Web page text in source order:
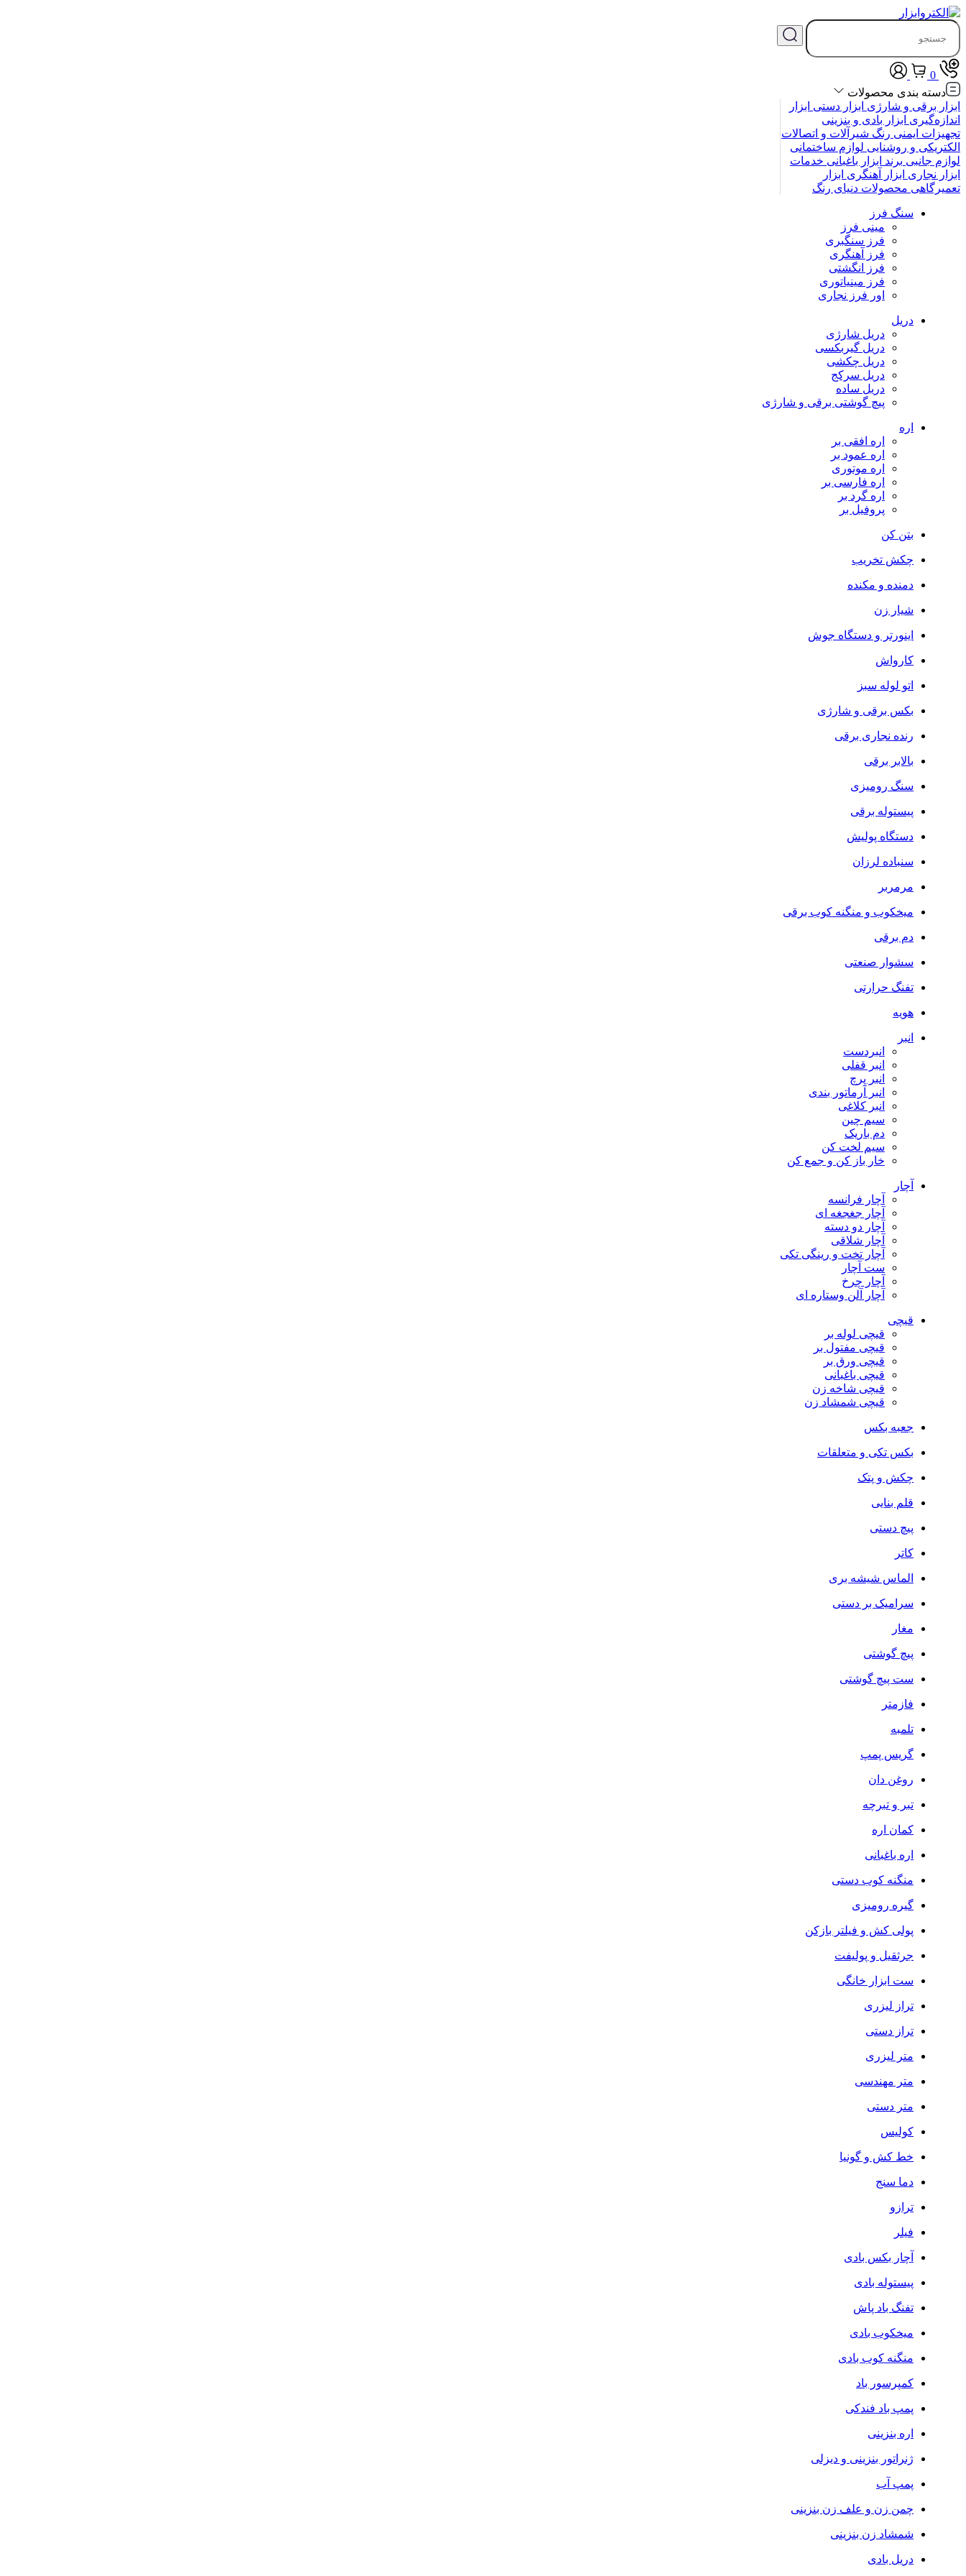
0
دسته بندی محصولات
ابزار برقی و شارژی ابزار دستی ابزار
اندازه‌گیری ابزار بادی و بنزینی
تجهیزات ایمنی رنگ شیرآلات و اتصالات
الکتریکی و روشنایی لوازم ساختمانی
لوازم جانبی برند ابزار باغبانی خدمات
ابزار نجاری ابزار آهنگری ابزار
تعمیرگاهی محصولات دنیای رنگ
سنگ فرز
مینی فرز
فرز سنگبری
فرز آهنگری
فرز انگشتی
فرز مینیاتوری
اور فرز نجاری
دریل
دریل شارژی
دریل گیربکسی
دریل چکشی
دریل سرکج
دریل ساده
پیچ گوشتی برقی و شارژی
اره
اره افقی بر
اره عمود بر
اره موتوری
اره فارسی بر
اره گرد بر
پروفیل بر
بتن کن
چکش تخریب
دمنده و مکنده
شیار زن
اینورتر و دستگاه جوش
کارواش
اتو لوله سبز
بکس برقی و شارژی
رنده نجاری برقی
بالابر برقی
سنگ رومیزی
پیستوله برقی
دستگاه پولیش
سنباده لرزان
مرمربر
میخکوب و منگنه کوب برقی
دم برقی
سشوار صنعتی
تفنگ حرارتی
هویه
انبر
انبردست
انبر قفلی
انبر پرچ
انبر آرماتور بندی
انبر کلاغی
سیم چین
دم باریک
سیم لخت کن
خار باز کن و جمع کن
آچار
آچار فرانسه
آچار جغجغه ای
آچار دو دسته
آچار شلاقی
آچار تخت و رینگی تکی
ست آچار
آچار چرخ
آچار آلن وستاره ای
قیچی
قیچی لوله بر
قیچی مفتول بر
قیچی ورق بر
قیچی باغبانی
قیچی شاخه زن
قیچی شمشاد زن
جعبه بکس
بکس تکی و متعلقات
چکش و پتک
قلم بنایی
پیچ دستی
کاتر
الماس شیشه بری
سرامیک بر دستی
مغار
پیچ گوشتی
ست پیچ گوشتی
فازمتر
تلمبه
گریس پمپ
روغن دان
تبر و تبرچه
کمان اره
اره باغبانی
منگنه کوب دستی
گیره رومیزی
پولی کش و فیلتر بازکن
جرثقیل و پولیفت
ست ابزار خانگی
تراز لیزری
تراز دستی
متر لیزری
متر مهندسی
متر دستی
کولیس
خط کش و گونیا
دما سنج
ترازو
فیلر
آچار بکس بادی
پیستوله بادی
تفنگ باد پاش
میخکوب بادی
منگنه کوب بادی
کمپرسور باد
پمپ باد فندکی
اره بنزینی
ژنراتور بنزینی و دیزلی
پمپ آب
چمن زن و علف زن بنزینی
شمشاد زن بنزینی
دریل بادی